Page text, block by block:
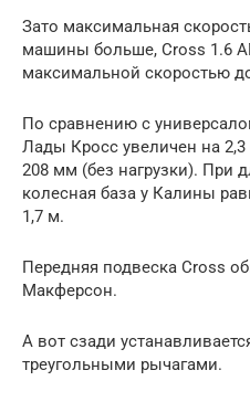
Зато максимальная
машины больше, Cross 1.6
максимальной скоростью
По сравнению с
Лады Кросс увеличен на 2,3
208 мм (без нагрузки). При
колесная база у Калины
1,7 м.
Передняя подвеска Cross
Макферсон.
А вот сзади
треугольными рычагами.